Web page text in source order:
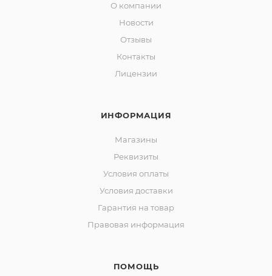
О компании
Новости
Отзывы
Контакты
Лицензии
ИНФОРМАЦИЯ
Магазины
Реквизиты
Условия оплаты
Условия доставки
Гарантия на товар
Правовая информация
ПОМОЩЬ